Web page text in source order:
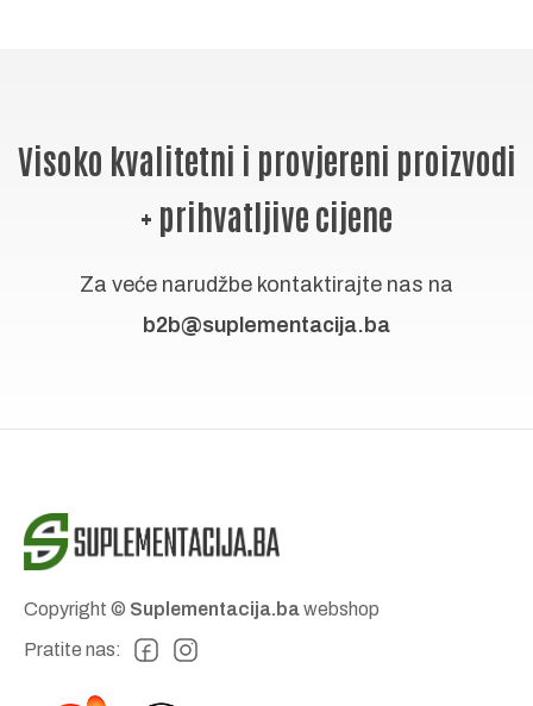
Visoko kvalitetni i provjereni proizvodi
+ prihvatljive cijene
Za veće narudžbe kontaktirajte nas na
b2b@suplementacija.ba
Copyright © Suplementacija.bawebshop
Pratite nas: